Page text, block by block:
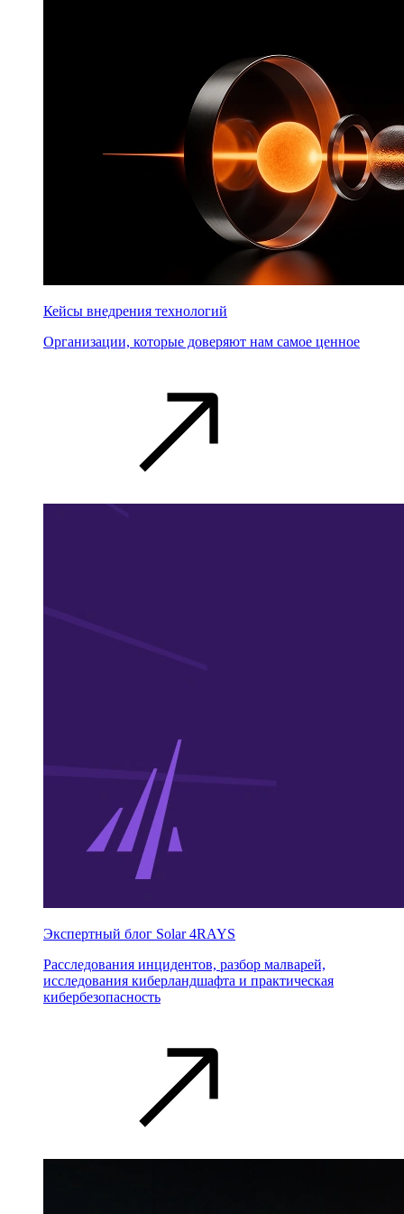
Кейсы внедрения технологий
Организации, которые доверяют нам самое ценное
Экспертный блог Solar 4RAYS
Расследования инцидентов, разбор малварей,
исследования киберландшафта и практическая
кибербезопасность